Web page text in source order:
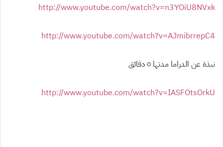
http://www.youtube.com/watch?v=n3YOiU8NVxk
http://www.youtube.com/watch?v=AJmibrrepC4
نبذة عن الدراما مدتها ٥ دقائق
http://www.youtube.com/watch?v=IASFOtsOrkU